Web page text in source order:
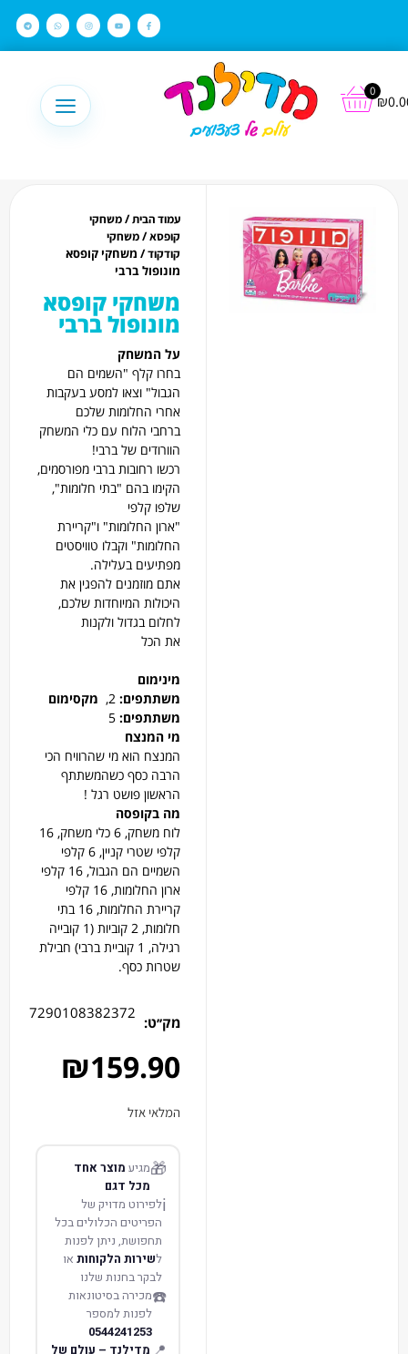
₪
0
עמוד הבית/משחקי
קופסא/משחקי
קודקוד/ משחקי קופסא
מונופול ברבי
משחקי קופסא
מונופול ברבי
על המשחק
בחרו קלף "השמים הם
הגבול" וצאו למסע בעקבות
אחרי החלומות שלכם
ברחבי הלוח עם כלי המשחק
הוורודים של ברבי!
רכשו רחובות ברבי מפורסמים,
הקימו בהם "בתי חלומות",
שלפו קלפי
"ארון החלומות" ו"קריירת
החלומות" וקבלו טוויסטים
מפתיעים בעלילה.
אתם מוזמנים להפגין את
היכולות המיוחדות שלכם,
לחלום בגדול ולקנות
את הכל
מינימום
משתתפים:
מקסימום
משתתפים:
מי המנצח
המנצח הוא מי שהרוויח הכי
הרבה כסף כשהמשתתף
הראשון פושט רגל !
מה בקופסה
לוח משחק, 6 כלי משחק, 16
קלפי שטרי קניין, 6 קלפי
השמיים הם הגבול, 16 קלפי
ארון החלומות, 16 קלפי
קריירת החלומות, 16 בתי
חלומות, 2 קוביות (1 קובייה
רגילה, 1 קוביית ברבי) חבילת
שטרות כסף.
מק׳׳ט:
7290108382372
₪159.90
המלאי אזל
🎁מגיע מוצר אחד
מכל דגם
ℹ️לפירוט מדויק של
הפריטים הכלולים בכל
תחפושת, ניתן לפנות
לשירות הלקוחות או
לבקר בחנות שלנו
☎️מכירה בסיטונאות
לפנות למספר
0544241253
מדילנד – עולם של